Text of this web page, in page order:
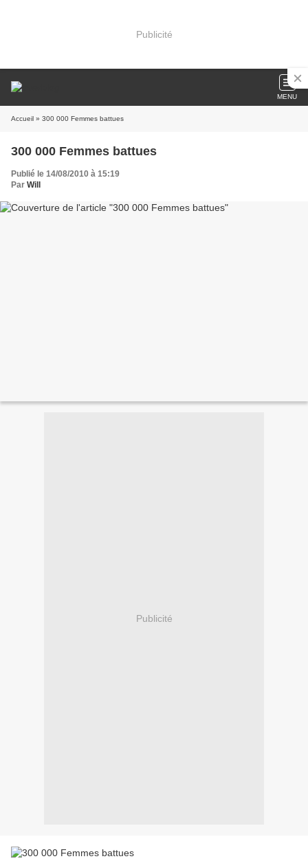
Publicité
MENU
Accueil » 300 000 Femmes battues
300 000 Femmes battues
Publié le 14/08/2010 à 15:19
Par Will
Publicité